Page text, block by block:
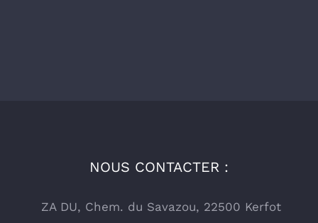
NOUS CONTACTER :
ZA DU, Chem. du Savazou, 22500 Kerfot